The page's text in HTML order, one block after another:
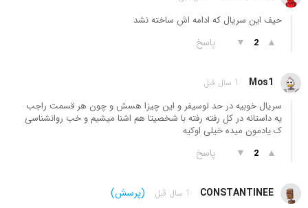
حیف این سریال که ادامه اش ساخته نشد
▲
2
▼ پاسخ
Mos1 1 سال قبل
سریال خوبیه در حد لوسیفر و این چیزا هسش و چون هر قسمت راجب
یه داستانه در کل رفته رفته با شخصیتا هم اشنا میشیم و خب روانشناسی
ک یادمون میده خیلی اوکیه
▲
2
▼ پاسخ
CONSTANTINEE 1 سال قبل (پرسش)